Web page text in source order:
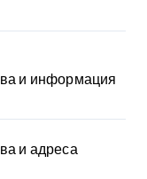
и информация
и адреса